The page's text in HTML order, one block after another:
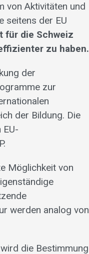
von Aktivitäten und
seitens der EU
für die Schweiz
zu haben.
der
zur
der Bildung. Die
Möglichkeit von
werden analog von
die Bestimmung